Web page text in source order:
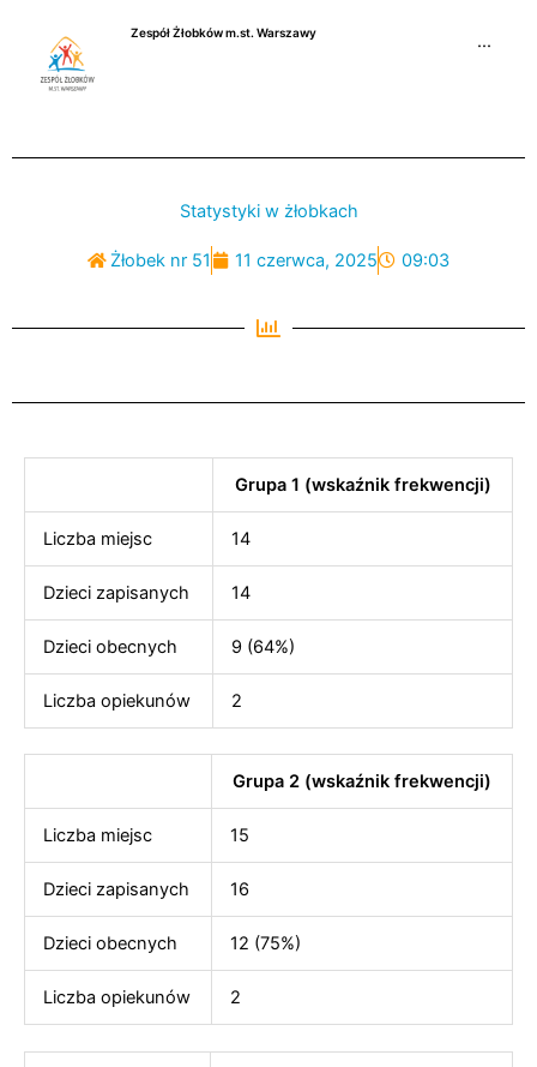
Zespół Żłobków m.st. Warszawy
···
Statystyki w żłobkach
Żłobek nr 51 11 czerwca, 2025 09:03
Grupa 1 (wskaźnik frekwencji)
Liczba miejsc 14
Dzieci zapisanych 14
Dzieci obecnych 9 (64%)
Liczba opiekunów 2
Grupa 2 (wskaźnik frekwencji)
Liczba miejsc 15
Dzieci zapisanych 16
Dzieci obecnych 12 (75%)
Liczba opiekunów 2